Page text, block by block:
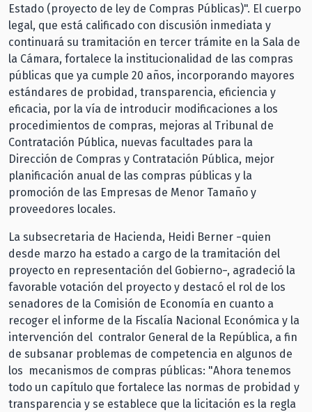
Estado (proyecto de ley de Compras Públicas)". El cuerpo
legal, que está calificado con discusión inmediata y
continuará su tramitación en tercer trámite en la Sala de
la Cámara, fortalece la institucionalidad de las compras
públicas que ya cumple 20 años, incorporando mayores
estándares de probidad, transparencia, eficiencia y
eficacia, por la vía de introducir modificaciones a los
procedimientos de compras, mejoras al Tribunal de
Contratación Pública, nuevas facultades para la
Dirección de Compras y Contratación Pública, mejor
planificación anual de las compras públicas y la
promoción de las Empresas de Menor Tamaño y
proveedores locales.
La subsecretaria de Hacienda, Heidi Berner −quien
desde marzo ha estado a cargo de la tramitación del
proyecto en representación del Gobierno−, agradeció la
favorable votación del proyecto y destacó el rol de los
senadores de la Comisión de Economía en cuanto a
recoger el informe de la Fiscalía Nacional Económica y la
intervención del contralor General de la República, a fin
de subsanar problemas de competencia en algunos de
los mecanismos de compras públicas: "Ahora tenemos
todo un capítulo que fortalece las normas de probidad y
transparencia y se establece que la licitación es la regla